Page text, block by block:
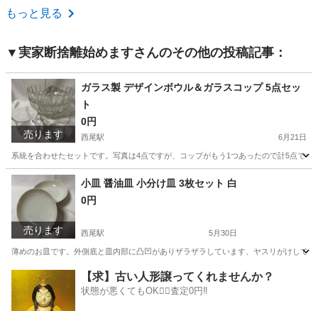
愛知 海部郡
もっと見る
▼実家断捨離始めますさんのその他の投稿記事：
売ります
ガラス製 デザインボウル＆ガラスコップ 5点セッ
ト
0円
西尾駅 6月21日
系統を合わせたセットです。写真は4点ですが、コップがもう1つあったので計5点で
愛知 西尾市 西尾駅 食器 ガラス
売ります
小皿 醤油皿 小分け皿 3枚セット 白
0円
西尾駅 5月30日
薄めのお皿です。外側底と皿内部に凸凹がありザラザラしています、ヤスリがけして
西尾駅 食器 醤油
【求】古い人形譲ってくれませんか？
状態が悪くてもOK🙆‍♀️査定0円‼️